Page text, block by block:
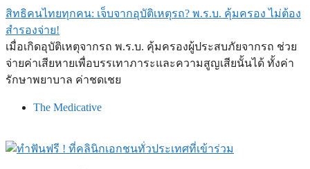
สิทธิคนไทยทุกคน: เจ็บจากอุบัติเหตุรถ? พ.ร.บ. คุ้มครอง ไม่ต้อง
สำรองจ่าย!
เมื่อเกิดอุบัติเหตุจากรถ พ.ร.บ. คุ้มครองผู้ประสบภัยจากรถ ช่วย
จ่ายค่าเสียหายเพื่อบรรเทาภาระและความสูญเสียนั้นได้ ทั้งค่า
รักษาพยาบาล ค่าชดเชย
The Medicative